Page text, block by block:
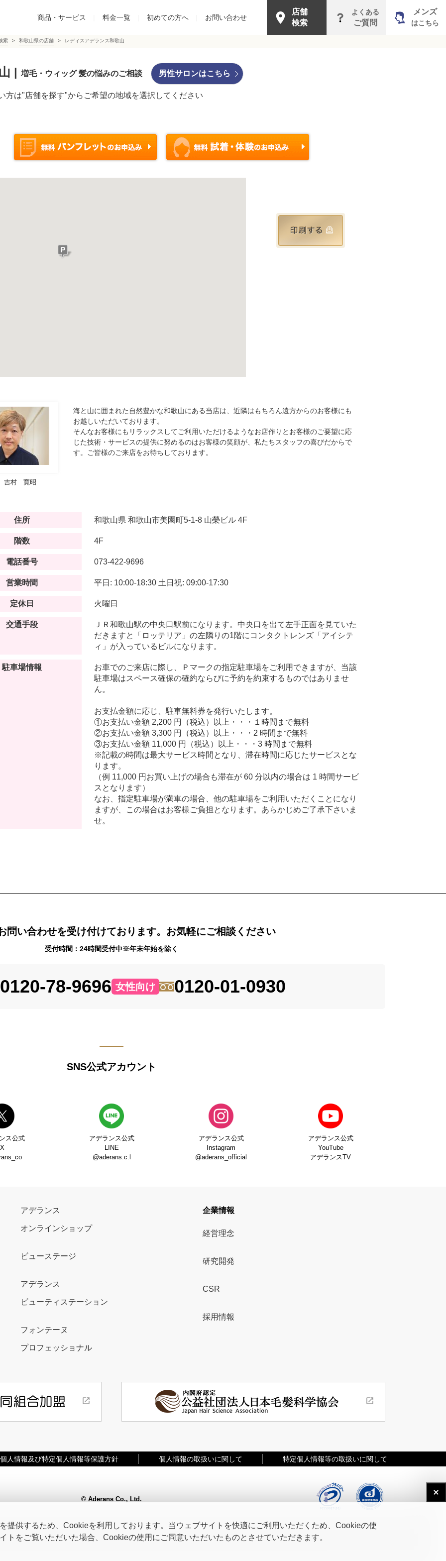
商品・サービス 料金一覧 初めての方へ お問い合わせ
店舗
検索
よくある
ご質問
メンズ
はこちら
索 和歌山県の店舗 レディスアデランス和歌山
| 増毛・ウィッグ 髪の悩みのご相談 男性サロンはこちら
方は"店舗を探す"からご希望の地域を選択してください
吉村 寛昭
海と山に囲まれた自然豊かな和歌山にある当店は、近隣はもちろん遠方からのお客様にも
お越しいただいております。
そんなお客様にもリラックスしてご利用いただけるようなお店作りとお客様のご要望に応
じた技術・サービスの提供に努めるのはお客様の笑顔が、私たちスタッフの喜びだからで
す。ご皆様のご来店をお待ちしております。
住所 和歌山県 和歌山市美園町5-1-8 山榮ビル 4F
階数 4F
電話番号 073-422-9696
営業時間 平日: 10:00-18:30 土日祝: 09:00-17:30
定休日 火曜日
交通手段
ＪＲ和歌山駅の中央口駅前になります。中央口を出て左手正面を見ていた
だきますと「ロッテリア」の左隣りの1階にコンタクトレンズ「アイシテ
ィ」が入っているビルになります。
駐車場情報
お車でのご来店に際し、Ｐマークの指定駐車場をご利用できますが、当該
駐車場はスペース確保の確約ならびに予約を約束するものではありませ
ん。
お支払金額に応じ、駐車無料券を発行いたします。
①お支払い金額 2,200 円（税込）以上・・・１時間まで無料
②お支払い金額 3,300 円（税込）以上・・・2 時間まで無料
③お支払い金額 11,000 円（税込）以上・・・3 時間まで無料
※記載の時間は最大サービス時間となり、滞在時間に応じたサービスとな
ります。
（例 11,000 円お買い上げの場合も滞在が 60 分以内の場合は 1 時間サービ
スとなります）
なお、指定駐車場が満車の場合、他の駐車場をご利用いただくことになり
ますが、この場合はお客様ご負担となります。あらかじめご了承下さいま
せ。
問い合わせを受け付けております。お気軽にご相談ください
受付時間：24時間受付中※年末年始を除く
0120-78-9696 女性向け 0120-01-0930
SNS公式アカウント
ス公式
X
アデランス公式
LINE
@aderans.c.l
アデランス公式
Instagram
@aderans_official
アデランス公式
YouTube
アデランスTV
アデランス
オンラインショップ
ビューステージ
アデランス
ビューティステーション
フォンテーヌ
プロフェッショナル
企業情報
経営理念
研究開発
CSR
採用情報
個人情報及び特定個人情報等保護方針 個人情報の取扱いに関して 特定個人情報等の取扱いに関して
© Aderans Co., Ltd.
提供するため、Cookieを利用しております。当ウェブサイトを快適にご利用いただくため、Cookieの使
トをご覧いただいた場合、Cookieの使用にご同意いただいたものとさせていただきます。